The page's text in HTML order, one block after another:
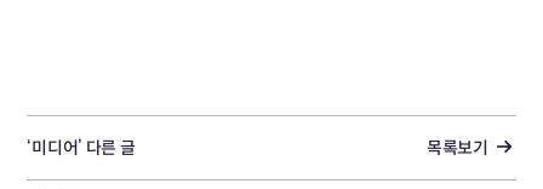
‘미디어’ 다른 글 목록보기